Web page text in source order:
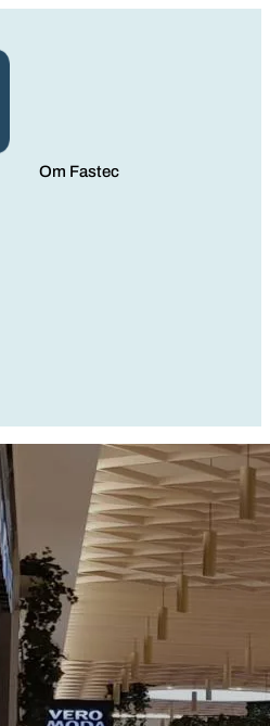
Referenser Nyheter
Om Fastec